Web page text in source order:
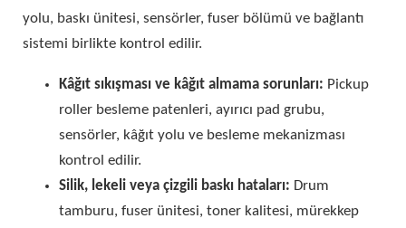
yolu, baskı ünitesi, sensörler, fuser bölümü ve bağlantı
sistemi birlikte kontrol edilir.
Kâğıt sıkışması ve kâğıt almama sorunları: Pickup
roller besleme patenleri, ayırıcı pad grubu,
sensörler, kâğıt yolu ve besleme mekanizması
kontrol edilir.
Silik, lekeli veya çizgili baskı hataları: Drum
tamburu, fuser ünitesi, toner kalitesi, mürekkep